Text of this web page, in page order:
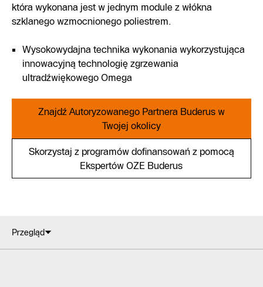
która wykonana jest w jednym module z włókna
szklanego wzmocnionego poliestrem.
Wysokowydajna technika wykonania wykorzystująca
innowacyjną technologię zgrzewania
ultradźwiękowego Omega
Znajdź Autoryzowanego Partnera Buderus w
Twojej okolicy
Skorzystaj z programów dofinansowań z pomocą
Ekspertów OZE Buderus
Przegląd